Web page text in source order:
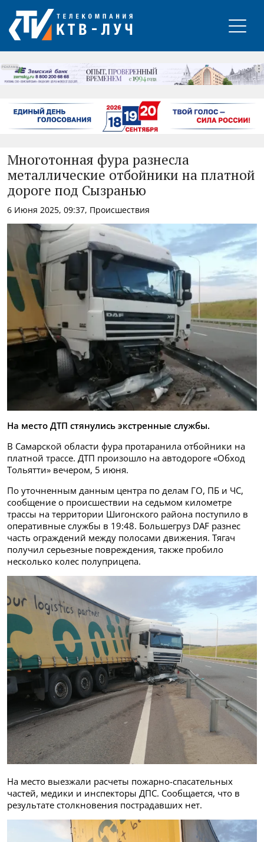
РЕКЛАМА
Многотонная фура разнесла
металлические отбойники на платной
дороге под Сызранью
6 Июня 2025, 09:37, Происшествия
На место ДТП стянулись экстренные службы.
В Самарской области фура протаранила отбойники на
платной трассе. ДТП произошло на автодороге «Обход
Тольятти» вечером, 5 июня.
По уточненным данным центра по делам ГО, ПБ и ЧС,
сообщение о происшествии на седьмом километре
трассы на территории Шигонского района поступило в
оперативные службы в 19:48. Большегруз DAF разнес
часть ограждений между полосами движения. Тягач
получил серьезные повреждения, также пробило
несколько колес полуприцепа.
На место выезжали расчеты пожарно-спасательных
частей, медики и инспекторы ДПС. Сообщается, что в
результате столкновения пострадавших нет.